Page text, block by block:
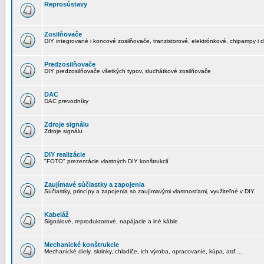
Reprosústavy
Zosilňovače
DIY integrované i koncové zosilňovače, tranzistorové, elektrónkové, chipampy i
Predzosilňovače
DIY predzosilňovače všetkých typov, sluchátkové zosilňovače
DAC
DAC prevodníky
Zdroje signálu
Zdroje signálu
DIY realizácie
"FOTO" prezentácie vlastných DIY konštrukcií
Zaujímavé súčiastky a zapojenia
Súčiastky, princípy a zapojenia so zaujímavými vlastnosťami, využiteľné v DIY.
Kabeláž
Signálové, reproduktorové, napájacie a iné káble
Mechanické konštrukcie
Mechanické diely, skrinky, chladiče, ich výroba, opracovanie, kúpa, atď ...